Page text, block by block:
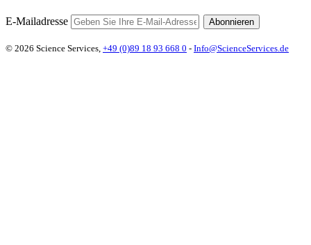
E-Mailadresse Abonnieren
© 2026 Science Services, +49 (0)89 18 93 668 0 - Info@ScienceServices.de